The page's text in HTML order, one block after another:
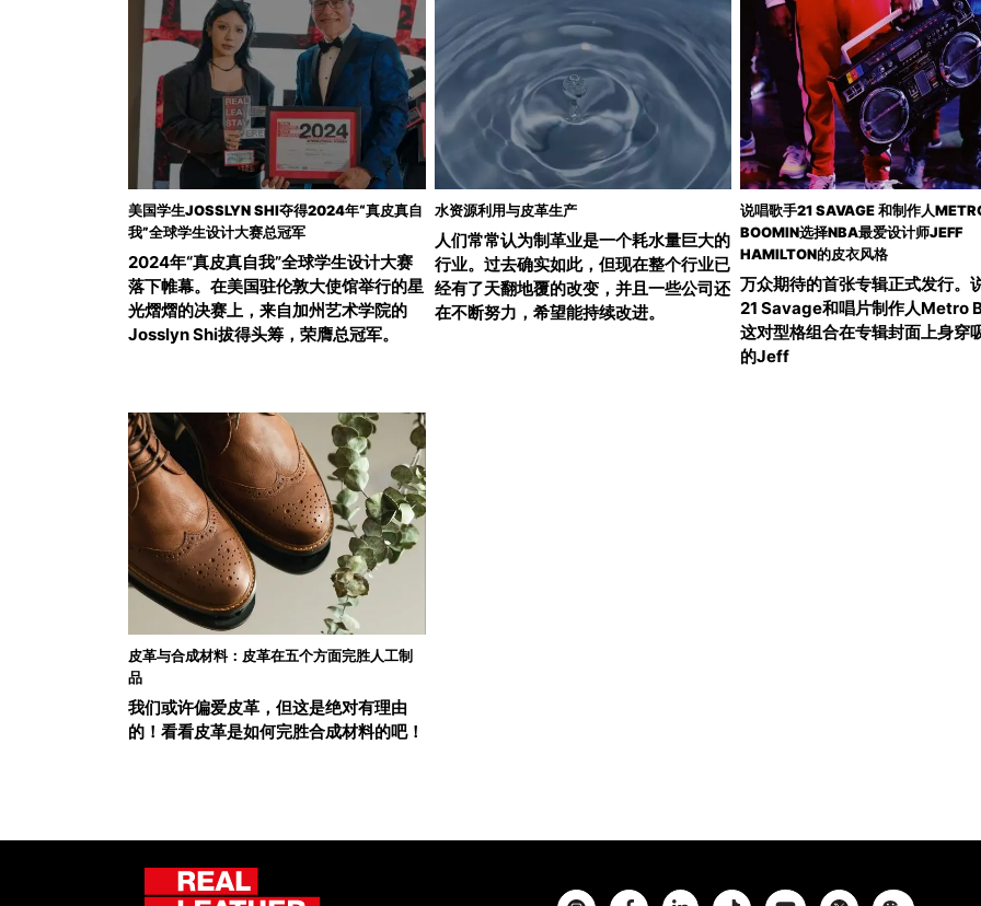
美国学生JOSSLYN SHI夺得2024年“真皮真自
我”全球学生设计大赛总冠军
2024年“真皮真自我”全球学生设计大赛
落下帷幕。在美国驻伦敦大使馆举行的星
光熠熠的决赛上，来自加州艺术学院的
Josslyn Shi拔得头筹，荣膺总冠军。
水资源利用与皮革生产
人们常常认为制革业是一个耗水量巨大的
行业。过去确实如此，但现在整个行业已
经有了天翻地覆的改变，并且一些公司还
在不断努力，希望能持续改进。
说唱歌手21 SAVAGE 和制作人
BOOMIN选择NBA最爱设计师JEFF
HAMILTON的皮衣风格
万众期待的首张专辑正式发行。
21 Savage和唱片制作人Metro
这对型格组合在专辑封面上身穿
的Jeff
皮革与合成材料：皮革在五个方面完胜人工制
品
我们或许偏爱皮革，但这是绝对有理由
的！看看皮革是如何完胜合成材料的吧！